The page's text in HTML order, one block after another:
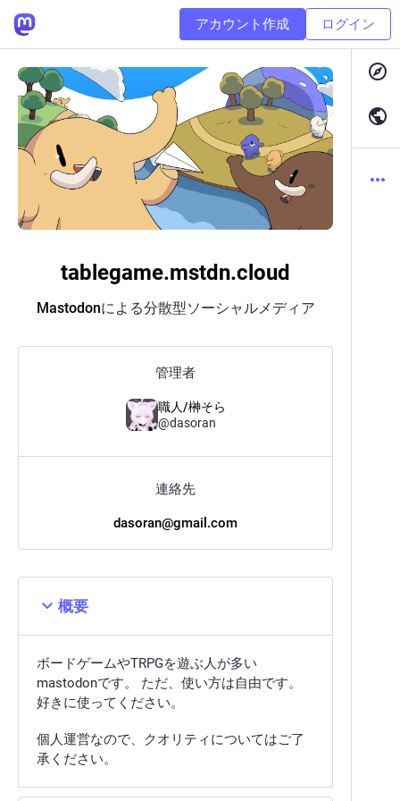
アカウント作成 ログイン
tablegame.mstdn.cloud
Mastodonによる分散型ソーシャルメディア
管理者
職人/榊そら
@dasoran
連絡先
dasoran@gmail.com
概要
ボードゲームやTRPGを遊ぶ人が多い
mastodonです。 ただ、使い方は自由です。
好きに使ってください。
個人運営なので、クオリティについてはご了
承ください。